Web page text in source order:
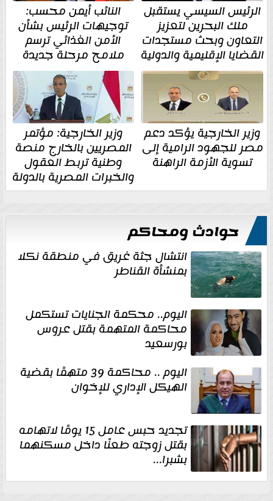
الرئيس السيسي يستقبل
ملك البحرين لتعزيز
التعاون وبحث مستجدات
القضايا الإقليمية والدولية
النائب أيمن محسب:
توجيهات الرئيس بشأن
الأمن الغذائي ترسم
ملامح مرحلة جديدة
وزير الخارجية يؤكد دعم
مصر للجهود الرامية إلى
تسوية الأزمة الراهنة
وزير الخارجية: مؤتمر
المصريين بالخارج منصة
وطنية تربط العقول
والخبرات المصرية بالدولة
حوادث ومحاكم
انتشال جثة غريق في منطقة نكلا
بمنشأة القناطر
اليوم.. محكمة الجنايات تستكمل
محاكمة المتهمة بقتل عروس
بورسعيد
اليوم .. محاكمة 39 متهمًا بقضية
الهيكل الإداري للإخوان
تجديد حبس عامل 15 يومًا لاتهامه
بقتل زوجته طعنًا داخل مسكنهما
بشبرا...